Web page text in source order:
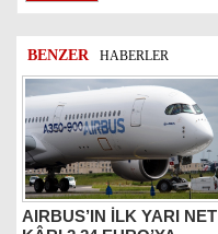
BENZER HABERLER
AIRBUS’IN İLK YARI NET